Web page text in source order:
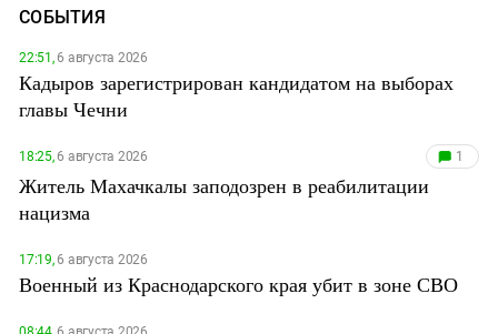
СОБЫТИЯ
22:51,6 августа 2026
Кадыров зарегистрирован кандидатом на выборах
главы Чечни
18:25,6 августа 2026 1
Житель Махачкалы заподозрен в реабилитации
нацизма
17:19,6 августа 2026
Военный из Краснодарского края убит в зоне СВО